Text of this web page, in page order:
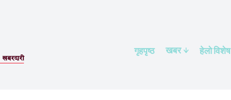
गृहपृष्ठ खबर हेलाे विशेष